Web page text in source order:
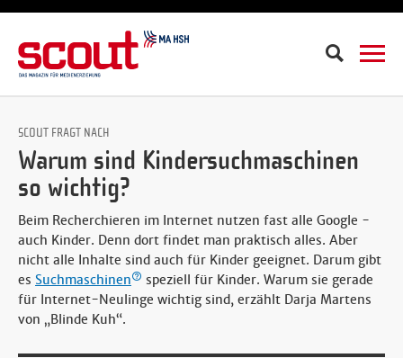
Suche
SCOUT FRAGT NACH
Warum sind Kindersuchmaschinen
so wichtig?
Beim Recherchieren im Internet nutzen fast alle Google -
auch Kinder. Denn dort findet man praktisch alles. Aber
nicht alle Inhalte sind auch für Kinder geeignet. Darum gibt
es Suchmaschinen
speziell für Kinder. Warum sie gerade
für Internet-Neulinge wichtig sind, erzählt Darja Martens
von „Blinde Kuh“.